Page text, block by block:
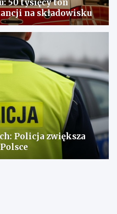
50 tysięcy ton
na składowisku
Policja zwiększa